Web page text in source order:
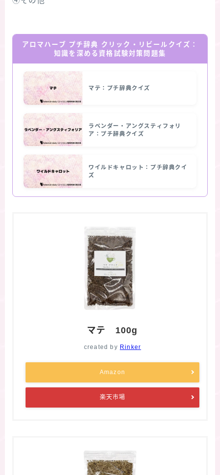
アロマハーブ プチ辞典 クリック・リビールクイズ：
知識を深める資格試験対策問題集
マテ：プチ辞典クイズ
ラベンダー・アングスティフォリ
ア：プチ辞典クイズ
ワイルドキャロット：プチ辞典クイ
ズ
マテ 100g
created by Rinker
Amazon
楽天市場